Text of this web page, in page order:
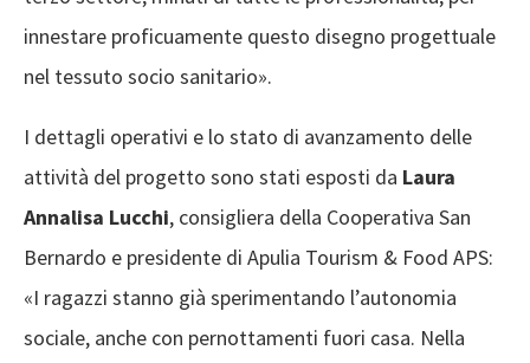
innestare proficuamente questo disegno progettuale
nel tessuto socio sanitario».
I dettagli operativi e lo stato di avanzamento delle
attività del progetto sono stati esposti da Laura
Annalisa Lucchi, consigliera della Cooperativa San
Bernardo e presidente di Apulia Tourism & Food APS:
«I ragazzi stanno già sperimentando l’autonomia
sociale, anche con pernottamenti fuori casa. Nella